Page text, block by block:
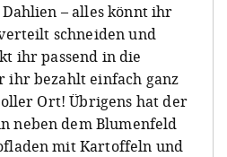
– alles könnt ihr
schneiden und
ihr passend in die
ihr bezahlt einfach ganz
Ort! Übrigens hat der
neben dem Blumenfeld
mit Kartoffeln und